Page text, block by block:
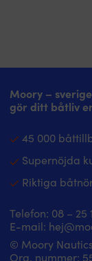
Moory –
gör ditt båtliv
45 000
Supernöjda
Riktiga
Telefon: 08 – 25
E-mail:
© Moory
Org. nummer: